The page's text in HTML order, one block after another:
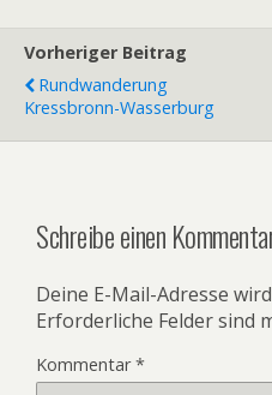
Vorheriger Beitrag
Rundwanderung
Kressbronn-Wasserburg
Schreibe einen
Deine E-Mail-Adresse
Erforderliche Felder sind
Kommentar*